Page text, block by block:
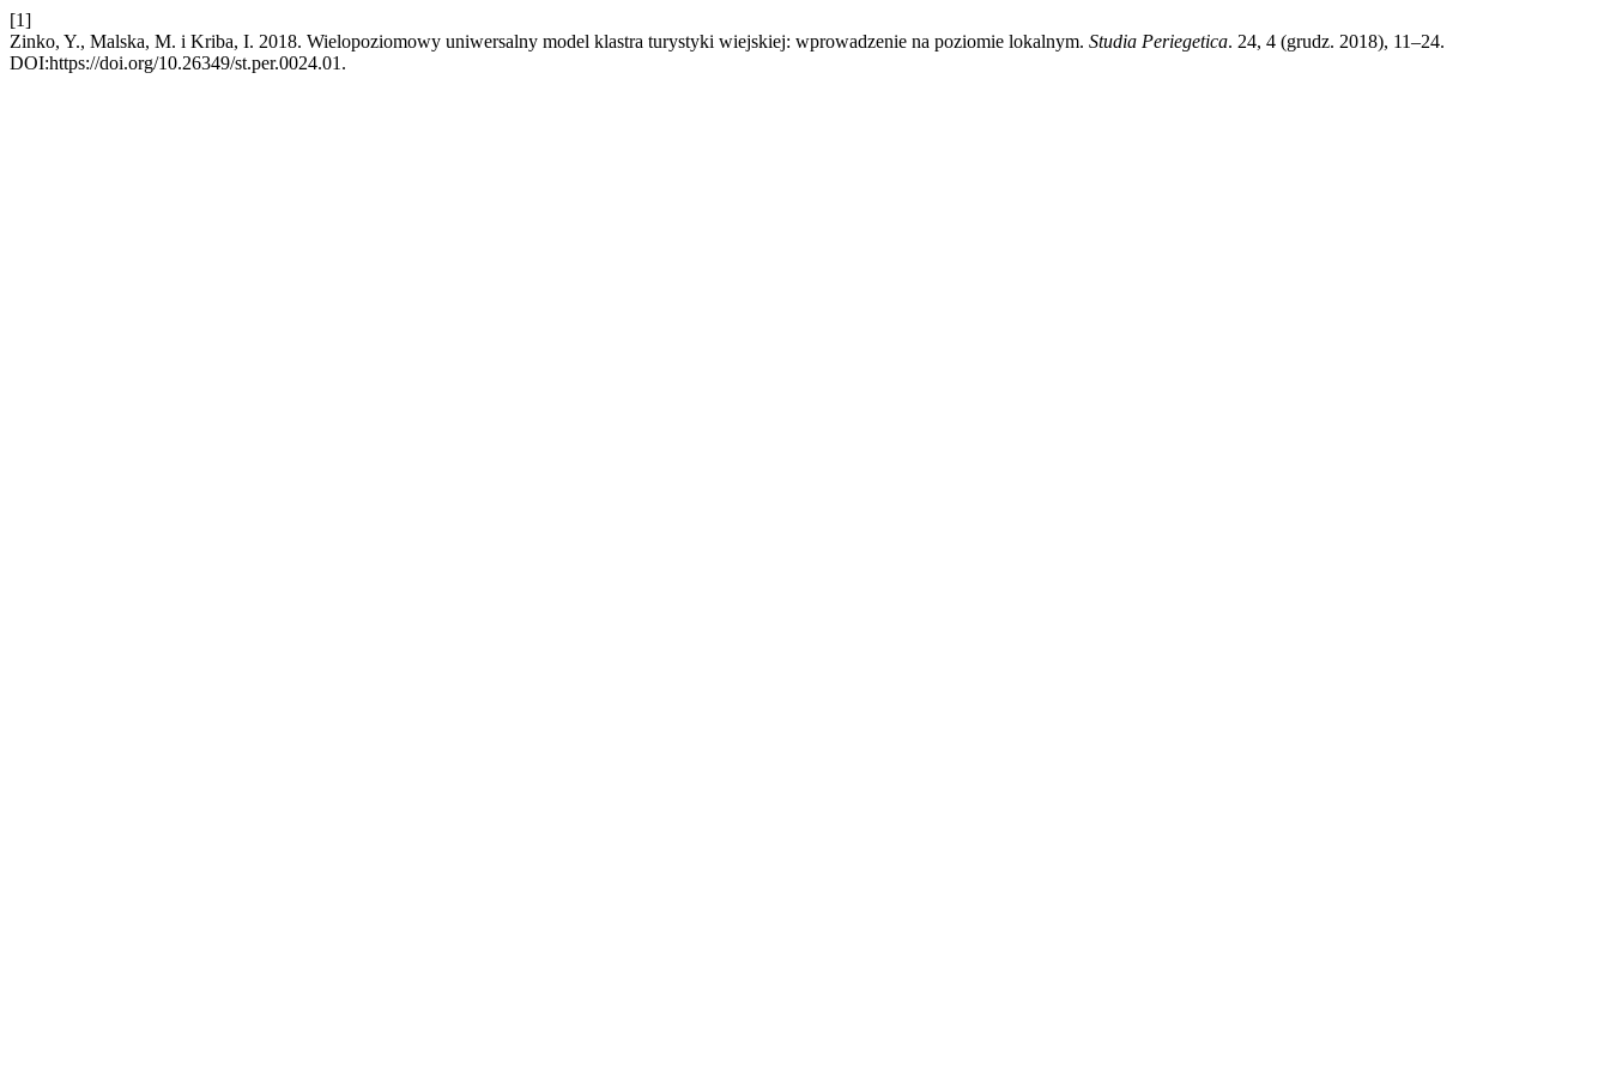
[1]
Zinko, Y., Malska, M. i Kriba, I. 2018. Wielopoziomowy uniwersalny model klastra turystyki wiejskiej: wprowadzenie na poziomie lokalnym. Studia Periegetica. 24, 4 (grudz. 2018), 11–24.
DOI:https://doi.org/10.26349/st.per.0024.01.